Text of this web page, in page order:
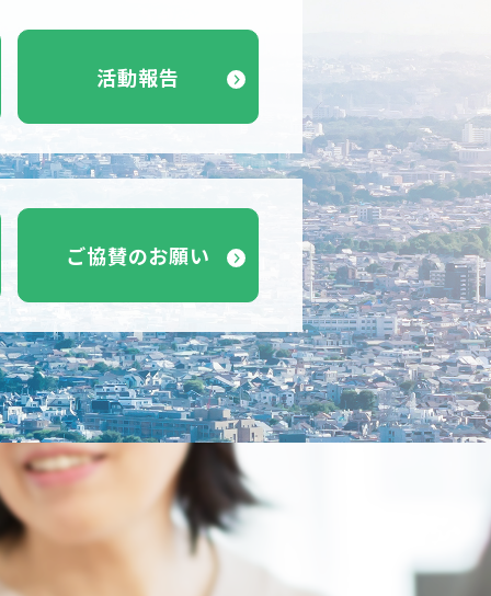
活動報告
ご協賛のお願い